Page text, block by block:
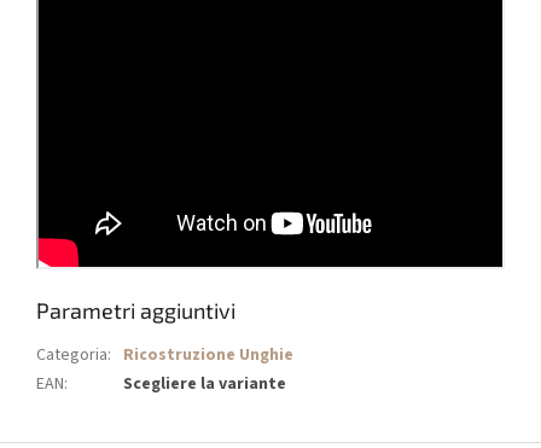
Parametri aggiuntivi
Categoria: Ricostruzione Unghie
EAN: Scegliere la variante